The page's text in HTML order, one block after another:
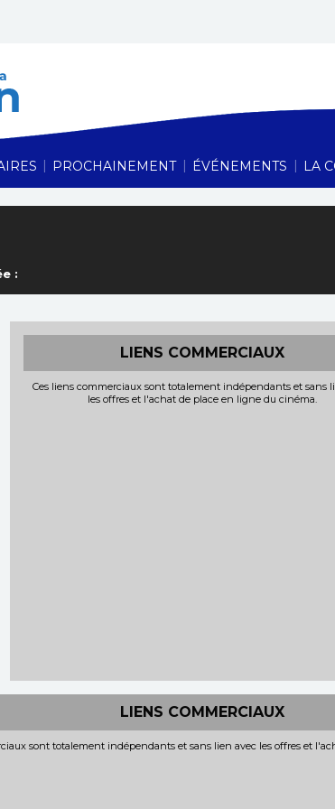
| PROCHAINEMENT | ÉVÉNEMENTS | LA
:
LIENS COMMERCIAUX
Ces liens commerciaux sont totalement indépendants et sans
les offres et l'achat de place en ligne du cinéma.
LIENS COMMERCIAUX
sont totalement indépendants et sans lien avec les offres et